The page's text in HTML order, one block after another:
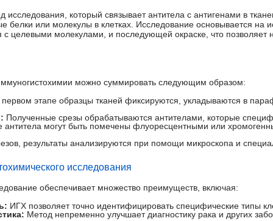
исследования, который связывает антитела с антигенами в
белки или молекулы в клетках. Исследование основывается на
с целевыми молекулами, и последующей окраске, что
можно суммировать следующим образом:
этапе образцы тканей фиксируются, укладываются в
Полученные срезы обрабатываются антителами, которые
могут быть помечены флуоресцентными или
результаты анализируются при помощи микроскопа и
исследования
обеспечивает множество преимуществ, включая:
ИГХ позволяет точно идентифицировать специфические типы
Метод непременно улучшает диагностику рака и других